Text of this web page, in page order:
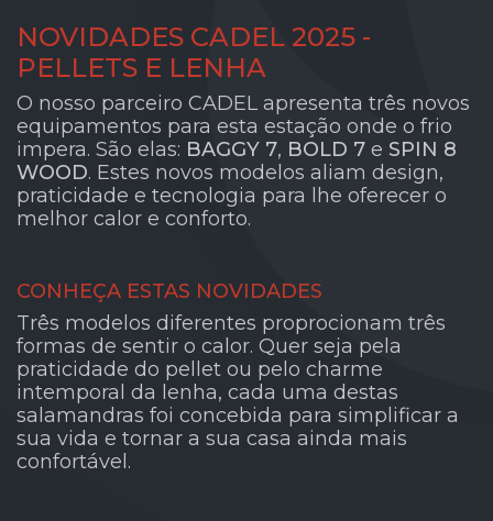
NOVIDADES CADEL 2025 -
PELLETS E LENHA
O nosso parceiro CADEL apresenta três novos
equipamentos para esta estação onde o frio
impera. São elas: BAGGY 7, BOLD 7 e SPIN 8
WOOD. Estes novos modelos aliam design,
praticidade e tecnologia para lhe oferecer o
melhor calor e conforto.
CONHEÇA ESTAS NOVIDADES
Três modelos diferentes proprocionam três
formas de sentir o calor. Quer seja pela
praticidade do pellet ou pelo charme
intemporal da lenha, cada uma destas
salamandras foi concebida para simplificar a
sua vida e tornar a sua casa ainda mais
confortável.